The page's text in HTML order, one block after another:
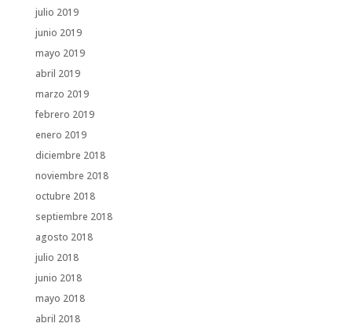
julio 2019
junio 2019
mayo 2019
abril 2019
marzo 2019
febrero 2019
enero 2019
diciembre 2018
noviembre 2018
octubre 2018
septiembre 2018
agosto 2018
julio 2018
junio 2018
mayo 2018
abril 2018